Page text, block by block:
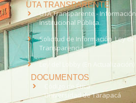
UTA TRANSPARENTE
UTA Transparente - Información
Institucional Pública.
Solicitud de Información, Ley de
Transparencia
Ley del Lobby (En Actualización)
DOCUMENTOS
Código de Ética
Universidad de Tarapacá